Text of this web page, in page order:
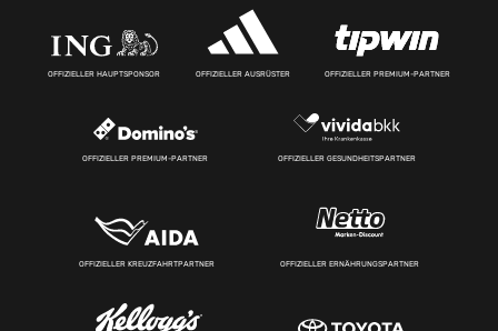
OFFIZIELLER HAUPTSPONSOR OFFIZIELLER AUSRÜSTER OFFIZIELLER PREMIUM-PARTNER
OFFIZIELLER PREMIUM-PARTNER OFFIZIELLER GESUNDHEITSPARTNER
OFFIZIELLER KREUZFAHRTPARTNER OFFIZIELLER ERNÄHRUNGSPARTNER